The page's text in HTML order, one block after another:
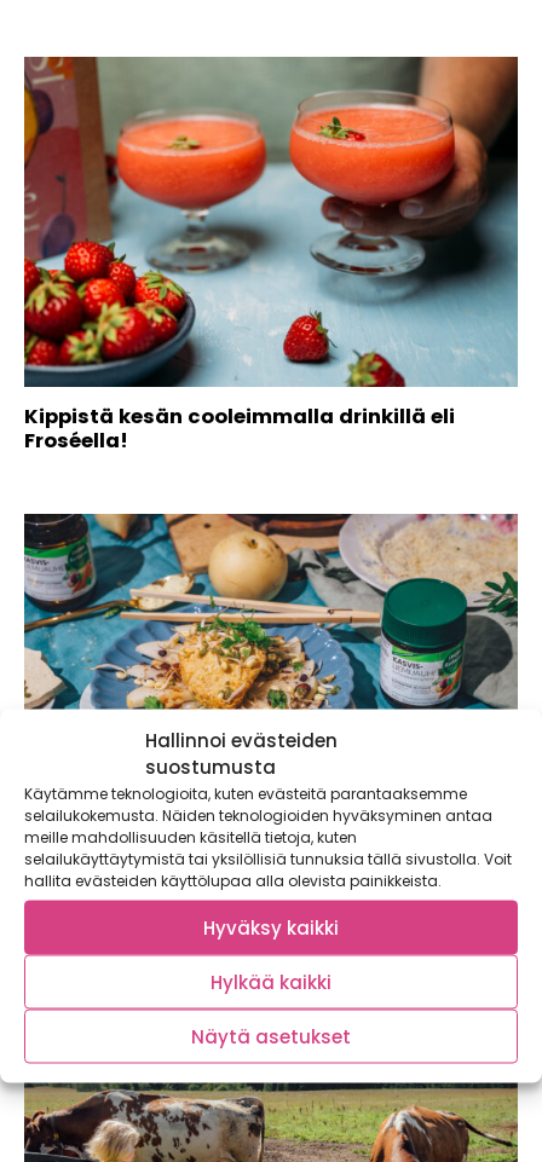
Hallinnoi evästeiden
suostumusta
Käytämme teknologioita, kuten evästeitä parantaaksemme
selailukokemusta. Näiden teknologioiden hyväksyminen antaa
meille mahdollisuuden käsitellä tietoja, kuten
selailukäyttäytymistä tai yksilöllisiä tunnuksia tällä sivustolla. Voit
hallita evästeiden käyttölupaa alla olevista painikkeista.
Hyväksy kaikki
Hylkää kaikki
Näytä asetukset
Kippistä kesän cooleimmalla drinkillä eli
Froséella!
Jumalaista juureskeittoa & Tofua
omenapäärynäsalaatilla aasialaisittain –
maun salaisuus on liemivalmisteet!